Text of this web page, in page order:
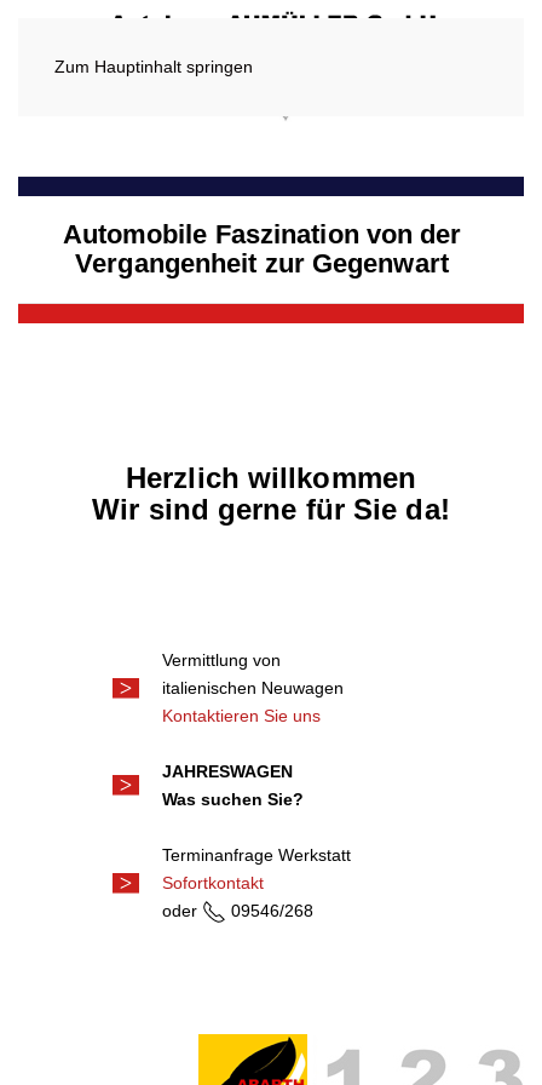
Zum Hauptinhalt springen
Automobile Faszination von der
Vergangenheit zur Gegenwart
Herzlich willkommen
Wir sind gerne für Sie da!
Vermittlung von
italienischen Neuwagen
Kontaktieren Sie uns
JAHRESWAGEN
Was suchen Sie?
Terminanfrage Werkstatt
Sofortkontakt
oder
09546/268